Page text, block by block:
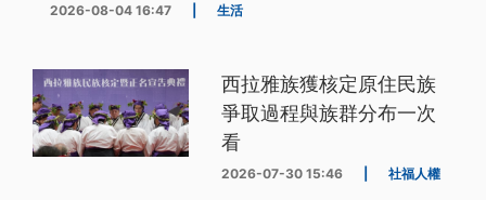
2026-08-04 16:47 生活
西拉雅族獲核定原住民族
爭取過程與族群分布一次
看
2026-07-30 15:46 社福人權